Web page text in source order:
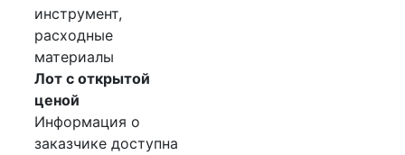
инструмент,
расходные
материалы
Лот с открытой
ценой
Информация о
заказчике доступна